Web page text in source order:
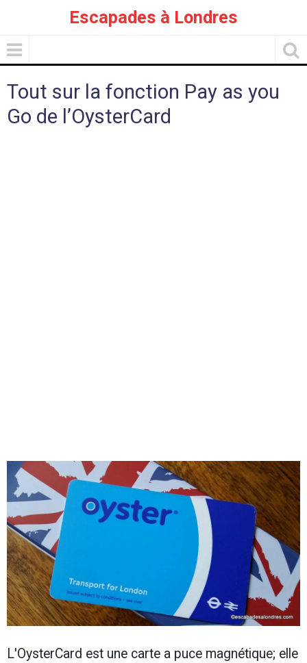
Escapades à Londres
Tout sur la fonction Pay as you
Go de l’OysterCard
L'OysterCard est une carte a puce magnétique; elle